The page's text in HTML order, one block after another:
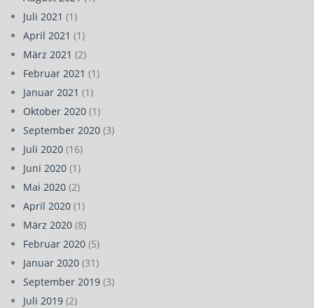
Juli 2021 (1)
April 2021 (1)
März 2021 (2)
Februar 2021 (1)
Januar 2021 (1)
Oktober 2020 (1)
September 2020 (3)
Juli 2020 (16)
Juni 2020 (1)
Mai 2020 (2)
April 2020 (1)
März 2020 (8)
Februar 2020 (5)
Januar 2020 (31)
September 2019 (3)
Juli 2019 (2)